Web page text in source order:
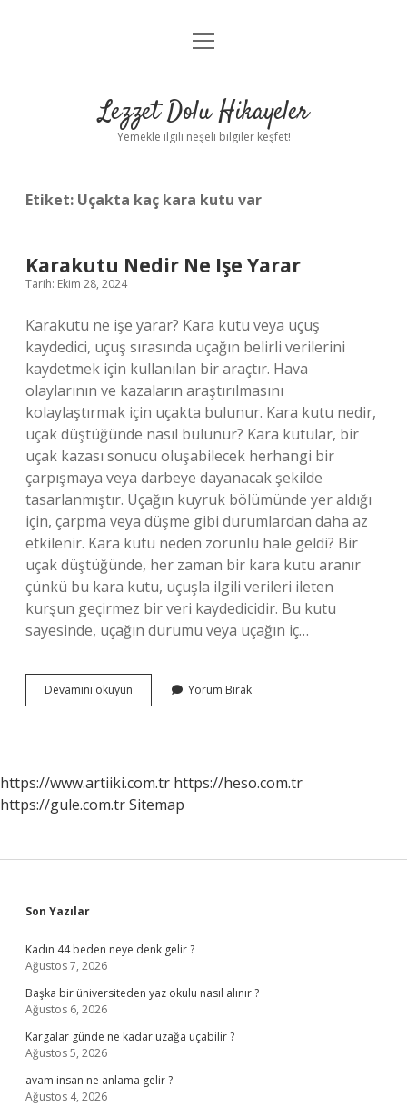
Anasayfa
Yasal Uyarı
menüyü
Lezzet Dolu Hikayeler
Yemekle ilgili neşeli bilgiler keşfet!
Etiket: Uçakta kaç kara kutu var
Karakutu Nedir Ne Işe Yarar
Tarih: Ekim 28, 2024
Karakutu ne işe yarar? Kara kutu veya uçuş
kaydedici, uçuş sırasında uçağın belirli verilerini
kaydetmek için kullanılan bir araçtır. Hava
olaylarının ve kazaların araştırılmasını
kolaylaştırmak için uçakta bulunur. Kara kutu nedir,
uçak düştüğünde nasıl bulunur? Kara kutular, bir
uçak kazası sonucu oluşabilecek herhangi bir
çarpışmaya veya darbeye dayanacak şekilde
tasarlanmıştır. Uçağın kuyruk bölümünde yer aldığı
için, çarpma veya düşme gibi durumlardan daha az
etkilenir. Kara kutu neden zorunlu hale geldi? Bir
uçak düştüğünde, her zaman bir kara kutu aranır
çünkü bu kara kutu, uçuşla ilgili verileri ileten
kurşun geçirmez bir veri kaydedicidir. Bu kutu
sayesinde, uçağın durumu veya uçağın iç…
Devamını okuyun Karakutu
Nedir
Yorum Bırak
https://www.artiiki.com.tr https://heso.com.tr
https://gule.com.trSitemap
Sidebar
Son Yazılar
Kadın 44 beden neye denk gelir ?
Ağustos 7, 2026
Başka bir üniversiteden yaz okulu nasıl alınır ?
Ağustos 6, 2026
Kargalar günde ne kadar uzağa uçabilir ?
Ağustos 5, 2026
avam insan ne anlama gelir ?
Ağustos 4, 2026